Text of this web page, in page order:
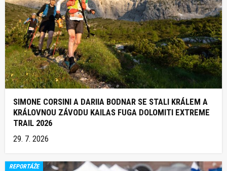
SIMONE CORSINI A DARIIA BODNAR SE STALI KRÁLEM A
KRÁLOVNOU ZÁVODU KAILAS FUGA DOLOMITI EXTREME
TRAIL 2026
29. 7. 2026
REPORTÁŽE